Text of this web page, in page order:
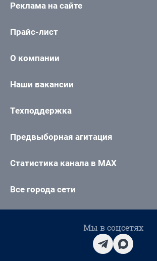
Реклама на сайте
Прайс-лист
О компании
Наши вакансии
Техподдержка
Предвыборная агитация
Статистика канала в MAX
Все города сети
Мы в соцсетях